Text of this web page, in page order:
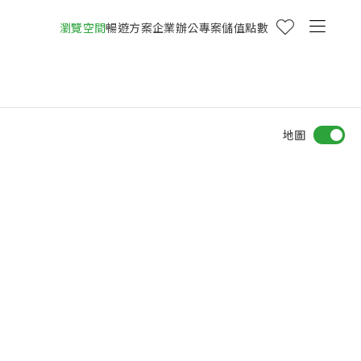
瀏覽空間暢遊方案企業辦公專案儲值點數
地圖